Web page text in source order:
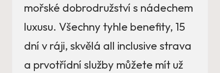
mořské dobrodružství s nádechem
luxusu. Všechny tyhle benefity, 15
dní v ráji, skvělá all inclusive strava
a prvotřídní služby můžete mít už